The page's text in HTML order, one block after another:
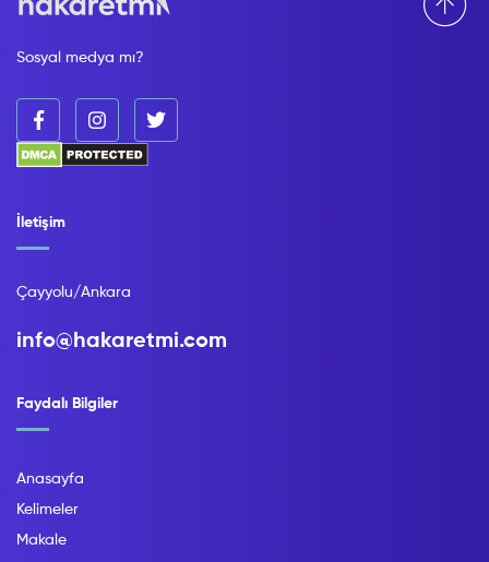
Sosyal medya mı?
Faydalı Bilgiler
Anasayfa
Kelimeler
Makale
İletişim
Çayyolu/Ankara
info@hakaretmi.com